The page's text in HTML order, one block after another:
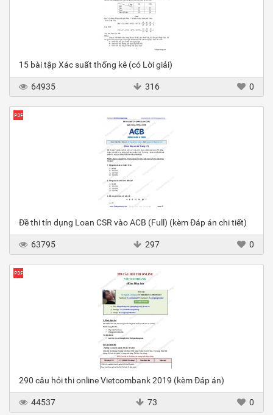
15 bài tập Xác suất thống kê (có Lời giải)
64935 316 0
Đề thi tín dụng Loan CSR vào ACB (Full) (kèm Đáp án chi tiết)
63795 297 0
290 câu hỏi thi online Vietcombank 2019 (kèm Đáp án)
44537 73 0